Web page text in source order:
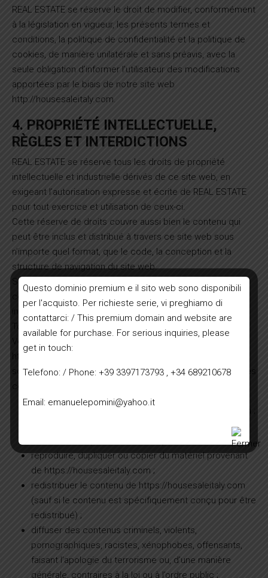
REAL ESTATE se réserve le droit de modifier, conformément
à la législation en vigueur, les présents termes et
conditions, la politique de confidentialité et la politique de
cookies, de manière unilatérale et sans préavis, avec la
seule obligation d’informer l’utilisateur des modifications
apportées par le biais de notre site web
http://housesaleitaly.com.
4. PROPRIÉTÉ INTELLECTUELLE,
RÈGLES ET INTERDICTIONS
REAL ESTATE se réserve tous les droits de propriété
intellectuelle et industrielle dérivés de ce site web, en
exigeant l’autorisation expresse et écrite de REAL ESTATE
pour tout exercice et utilisation de ceux-ci.
Cette réserve de droits couvre aussi bien le contenu qui
peut être inclus et distribué à travers ce site web sous
n’importe quel format, que le code, la conception et la
structure de navigation du site web.
Sauf indication contraire, REAL ESTATE et/ou ses
concédants de licence détiennent les droits de propriété
intellectuelle pour tout ce qui se trouve sur REAL ESTATE.
Tous les droits de propriété intellectuelle sont réservés.
Vous pouvez visualiser et/ou imprimer des pages du site
https://housesaleitaly.com pour votre usage personnel,
sous réserve des restrictions énoncées dans les présentes
republier le contenu du site https://housesaleitaly.com ;
vendre, louer ou concéder des sous-licences sur le
reproduire, dupliquer ou copier du matériel provenant
de https://housesaleitaly.com ;
redistribuer le contenu de https://housesaleitaly.com
(sauf si le contenu est spécifiquement conçu pour être
redistribué) ;
diffuser des contenus criminels, violents,
pornographiques, racistes, xénophobes, offensants,
faisant l’apologie du terrorisme ou, d’une manière
générale, contraires à la loi ou à l’ordre public ;
Questo dominio premium e il sito web sono disponibili
per l'acquisto. Per richieste serie, vi preghiamo di
contattarci: / This premium domain and website are
available for purchase. For serious inquiries, please
get in touch:
Telefono: / Phone: +39 3397173793 , +34 689210678
Email: emanuelepomini@yahoo.it